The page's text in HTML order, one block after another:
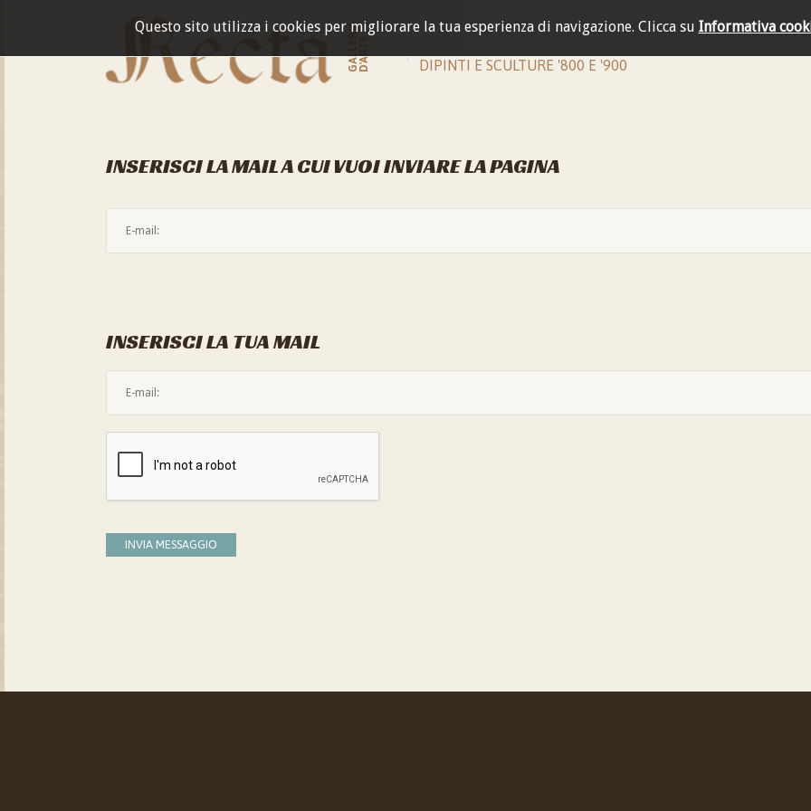
Questo sito utilizza i cookies per migliorare la tua esperienza di navigazione. Clicca su Informativa
GALLERIAD'ARTE DIPINTI E SCULTURE '800 E '900
INSERISCI LA MAIL A CUI VUOI INVIARE LA PAGINA
INSERISCI LA TUA MAIL
INVIA MESSAGGIO